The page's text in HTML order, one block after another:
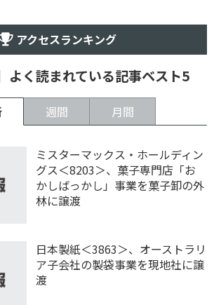
アクセスランキング
よく読まれている記事ベスト5
週間 月間
ミスターマックス・ホールディン
グス＜8203＞、菓子専門店「お
かしばっかし」事業を菓子卸の外
林に譲渡
日本製紙＜3863＞、オーストラリ
ア子会社の製袋事業を現地社に譲
渡